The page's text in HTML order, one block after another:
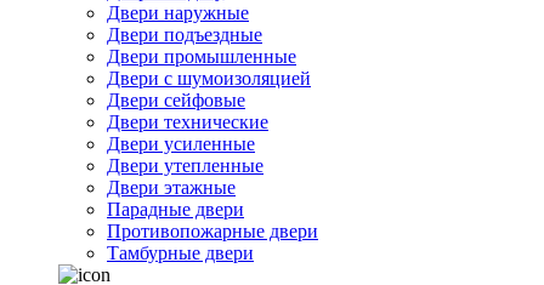
Двери наружные
Двери подъездные
Двери промышленные
Двери с шумоизоляцией
Двери сейфовые
Двери технические
Двери усиленные
Двери утепленные
Двери этажные
Парадные двери
Противопожарные двери
Тамбурные двери